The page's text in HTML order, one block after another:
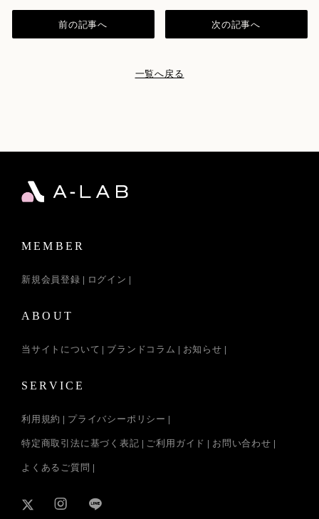
前の記事へ
一覧へ戻る
次の記事へ
MEMBER
新規会員登録 ログイン
ABOUT
当サイトについて ブランドコラム お知らせ
SERVICE
利用規約 プライバシーポリシー
特定商取引法に基づく表記 ご利用ガイド お問い合わせ
よくあるご質問